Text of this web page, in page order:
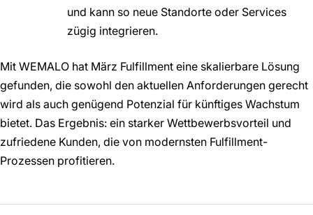
und kann so neue Standorte oder Services
zügig integrieren.
Mit WEMALO hat März Fulfillment eine skalierbare Lösung
gefunden, die sowohl den aktuellen Anforderungen gerecht
wird als auch genügend Potenzial für künftiges Wachstum
bietet. Das Ergebnis: ein starker Wettbewerbsvorteil und
zufriedene Kunden, die von modernsten Fulfillment-
Prozessen profitieren.